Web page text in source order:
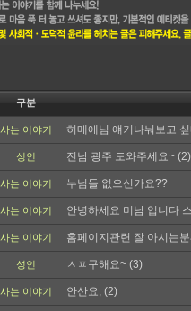
구분
사는 이야기 히메에님 얘기나눠보고
성인 전남 광주 도와주세요~ (2)
사는 이야기 누님들 없으신가요??
사는 이야기 안녕하세요 미남 입니다
사는 이야기 홈페이지관련 잘 아시는
성인 ㅅㅍ구해요~ (3)
사는 이야기 안산요, (2)